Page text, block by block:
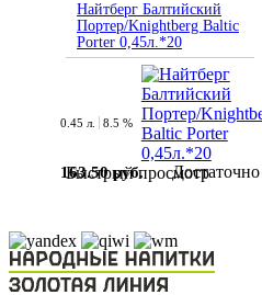
Найтберг Балтийский
Портер/Knightberg Baltic
Porter 0,45л.*20
Быстрый просмотр
0.45 л. 8.5 %
163.50 руб. Достаточно